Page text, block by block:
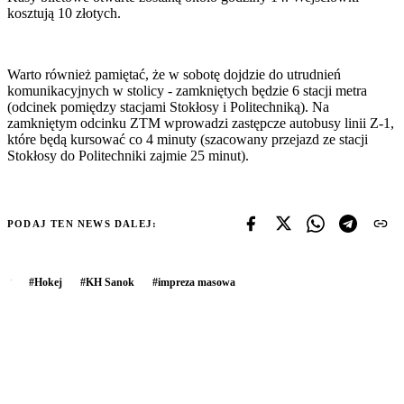
kosztują 10 złotych.
Warto również pamiętać, że w sobotę dojdzie do utrudnień
komunikacyjnych w stolicy - zamkniętych będzie 6 stacji metra
(odcinek pomiędzy stacjami Stokłosy i Politechniką). Na
zamkniętym odcinku ZTM wprowadzi zastępcze autobusy linii Z-1,
które będą kursować co 4 minuty (szacowany przejazd ze stacji
Stokłosy do Politechniki zajmie 25 minut).
PODAJ TEN NEWS DALEJ:
#Hokej #KH Sanok #impreza masowa